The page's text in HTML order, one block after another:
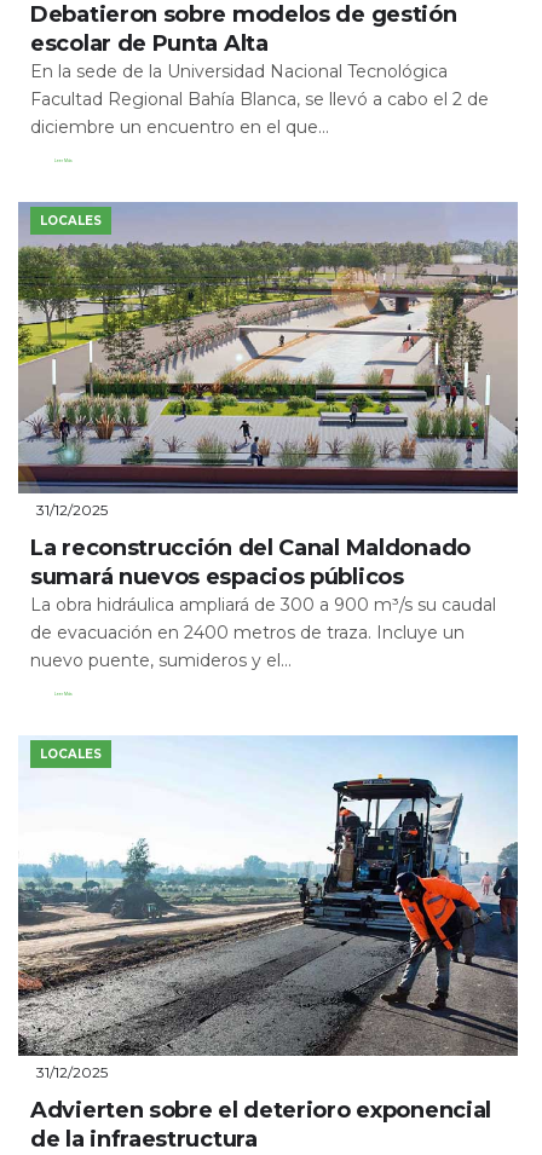
Debatieron sobre modelos de gestión
escolar de Punta Alta
En la sede de la Universidad Nacional Tecnológica
Facultad Regional Bahía Blanca, se llevó a cabo el 2 de
diciembre un encuentro en el que...
Leer Más
LOCALES
31/12/2025
La reconstrucción del Canal Maldonado
sumará nuevos espacios públicos
La obra hidráulica ampliará de 300 a 900 m³/s su caudal
de evacuación en 2400 metros de traza. Incluye un
nuevo puente, sumideros y el...
Leer Más
LOCALES
31/12/2025
Advierten sobre el deterioro exponencial
de la infraestructura